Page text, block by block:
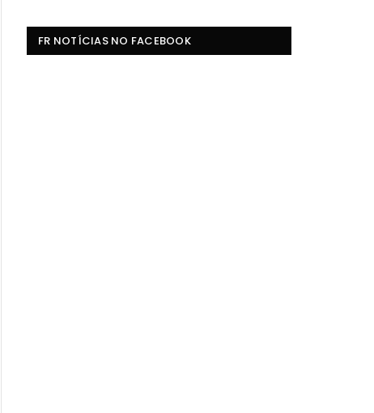
FR NOTÍCIAS NO FACEBOOK